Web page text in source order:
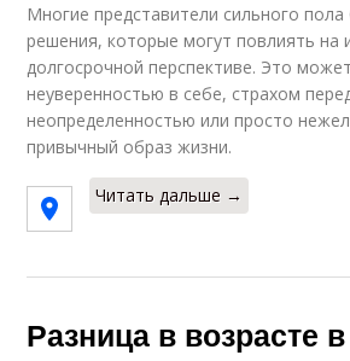
Многие представители сильного
решения, которые могут повлиять на
долгосрочной перспективе. Это
неуверенностью в себе, страхом
неопределенностью или просто
привычный образ жизни.
Читать дальше →
Разница в возрасте в